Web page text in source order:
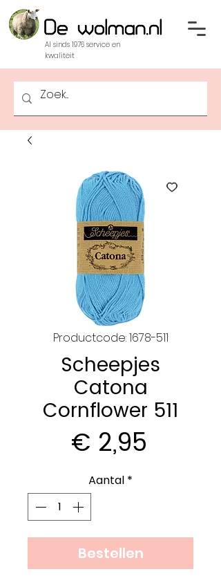
Al sinds 1976 service en
kwaliteit
Productcode: 1678-511
Scheepjes
Catona
Cornflower 511
€ 2,95
Aantal *
Bestellen